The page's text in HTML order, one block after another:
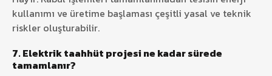
kullanımı ve üretime başlaması çeşitli yasal ve teknik
riskler oluşturabilir.
7. Elektrik taahhüt projesi ne kadar sürede
tamamlanır?